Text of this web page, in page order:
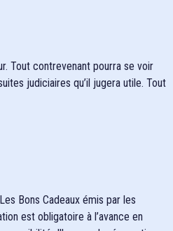
Tout contrevenant pourra se voir
judiciaires qu’il jugera utile. Tout
Bons Cadeaux émis par les
est obligatoire à l’avance en